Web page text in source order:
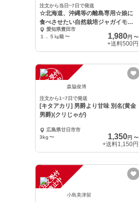
注文から当日~7日で発送
☆北海道、沖縄等の離島専用☆娘に
食べさせたい自然栽培ジャガイモ
〈男爵〉
愛知県豊田市
１．５㎏箱〜 1,980円 〜
+送料500円
注
文
受
付
停
止
中 森脇俊博
注文から1~7日で発送
[キタアカリ] 男爵より甘味 別名(黄金
男爵)(クリじゃが)
広島県廿日市市
3kg〜 1,350円 〜
+送料1,150円
注
文
受
付
停
止
中
小島美津留